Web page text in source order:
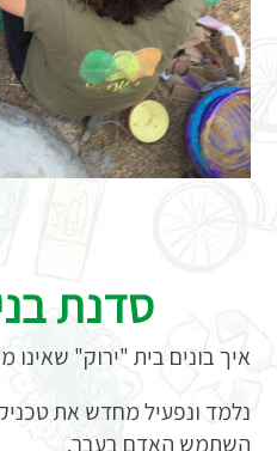
סדנת
איך בונים בית "ירוק" שאינו
נלמד ונפעיל מחדש את
השתמש האדם בעבר.